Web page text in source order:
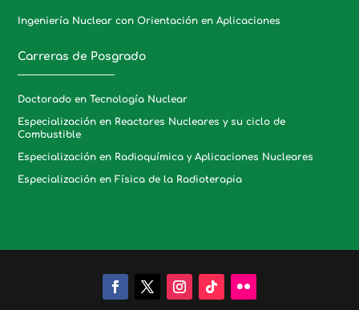
Ingeniería Nuclear con Orientación en Aplicaciones
Carreras de Posgrado
Doctorado en Tecnología Nuclear
Especialización en Reactores Nucleares y su ciclo de
Combustible
Especialización en Radioquímica y Aplicaciones Nucleares
Especialización en Física de la Radioterapia